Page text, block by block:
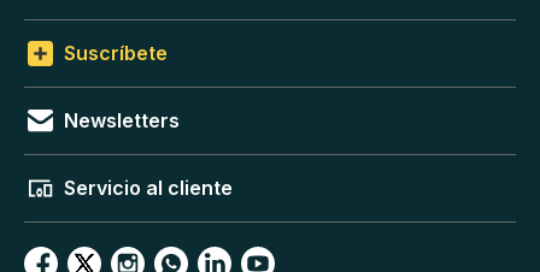
Suscríbete
Newsletters
Servicio al cliente